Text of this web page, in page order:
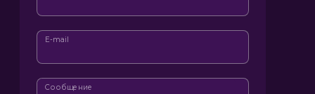
E-mail
Сообщение